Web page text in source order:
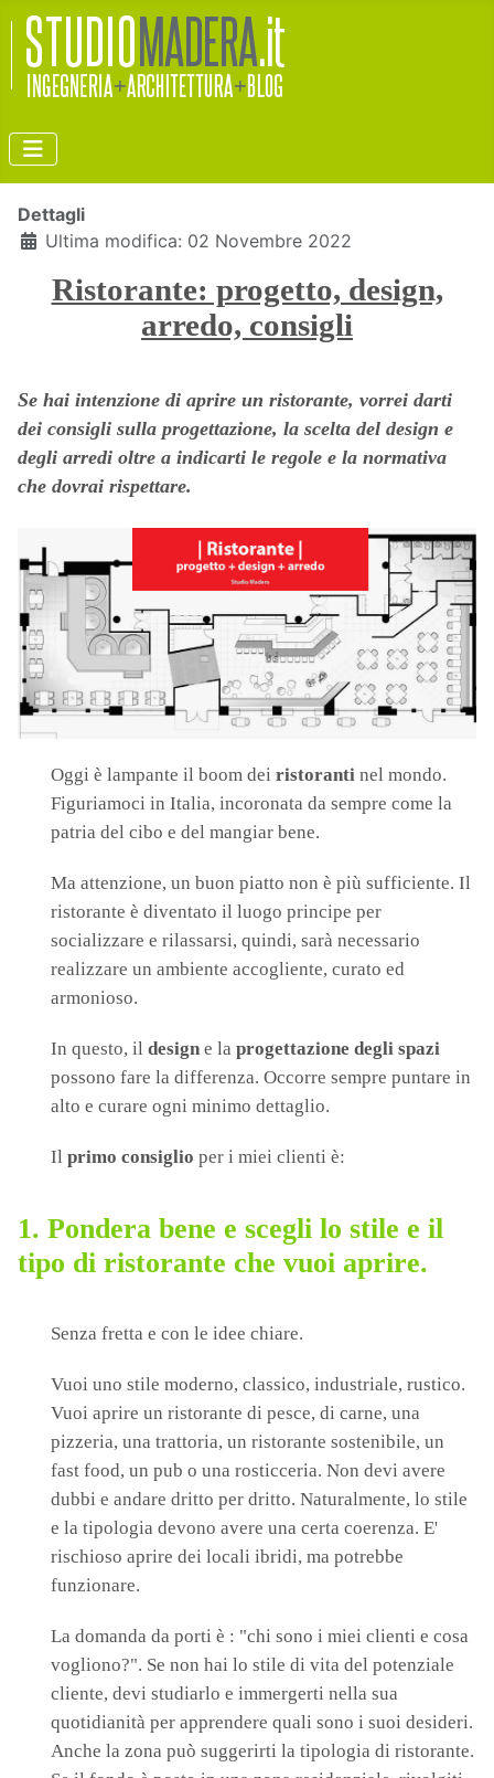
Dettagli
Ultima modifica: 02 Novembre 2022
Ristorante: progetto, design,
arredo, consigli
Se hai intenzione di aprire un ristorante, vorrei darti
dei consigli sulla progettazione, la scelta del design e
degli arredi oltre a indicarti le regole e la normativa
che dovrai rispettare.
Oggi è lampante il boom dei ristoranti nel mondo.
Figuriamoci in Italia, incoronata da sempre come la
patria del cibo e del mangiar bene.
Ma attenzione, un buon piatto non è più sufficiente. Il
ristorante è diventato il luogo principe per
socializzare e rilassarsi, quindi, sarà necessario
realizzare un ambiente accogliente, curato ed
armonioso.
In questo, il design e la progettazione degli spazi
possono fare la differenza. Occorre sempre puntare in
alto e curare ogni minimo dettaglio.
Il primo consiglio per i miei clienti è:
1. Pondera bene e scegli lo stile e il
tipo di ristorante che vuoi aprire.
Senza fretta e con le idee chiare.
Vuoi uno stile moderno, classico, industriale, rustico.
Vuoi aprire un ristorante di pesce, di carne, una
pizzeria, una trattoria, un ristorante sostenibile, un
fast food, un pub o una rosticceria. Non devi avere
dubbi e andare dritto per dritto. Naturalmente, lo stile
e la tipologia devono avere una certa coerenza. E'
rischioso aprire dei locali ibridi, ma potrebbe
funzionare.
La domanda da porti è : "chi sono i miei clienti e cosa
vogliono?". Se non hai lo stile di vita del potenziale
cliente, devi studiarlo e immergerti nella sua
quotidianità per apprendere quali sono i suoi desideri.
Anche la zona può suggerirti la tipologia di ristorante.